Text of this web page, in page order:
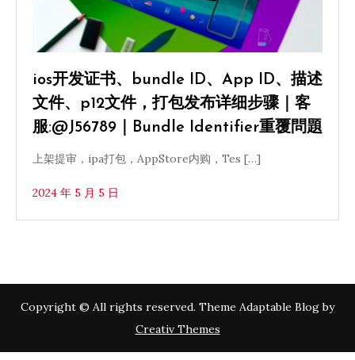
ios开发证书、bundle ID、App ID、描述
文件、p12文件，打包发布详细步骤｜客
服:@J56789｜Bundle Identifier重覆問題
上架提审，ipa打包，AppStore内购，Tes […]
2024 年 5 月 5 日
Copyright © All rights reserved. Theme Adaptable Blog by
Creativ Themes